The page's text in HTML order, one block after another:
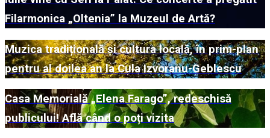
Filarmonica „Oltenia” la Muzeul de Artă?
Muzica tradițională și cultura locală, în prim-plan
pentru al doilea an la Cula Izvoranu-Geblescu
Casa Memorială „Elena Farago”, redeschisă
publicului! Află când o poți vizita